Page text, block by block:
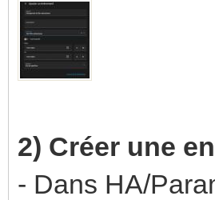
2) Créer une
- Dans HA/